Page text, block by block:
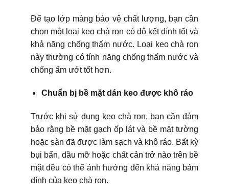
Để tạo lớp màng bảo vệ chất lượng, bạn cần
chọn một loại keo chà ron có độ kết dính tốt và
khả năng chống thấm nước. Loại keo chà ron
này thường có tính năng chống thấm nước và
chống ẩm ướt tốt hơn.
Chuẩn bị bề mặt dán keo được khô ráo
Trước khi sử dụng keo chà ron, bạn cần đảm
bảo rằng bề mặt gạch ốp lát và bề mặt tường
hoặc sàn đã được làm sạch và khô ráo. Bất kỳ
bụi bẩn, dầu mỡ hoặc chất cản trở nào trên bề
mặt đều có thể ảnh hưởng đến khả năng bám
dính của keo chà ron.